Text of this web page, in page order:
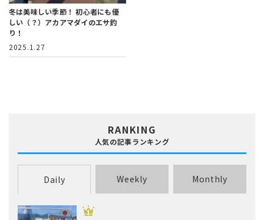
冬は美味しい季節！初心者にも優
しい（？）アカアマダイのエサ釣
り！
2025.1.27
RANKING
人気の記事ランキング
Daily Weekly Monthly